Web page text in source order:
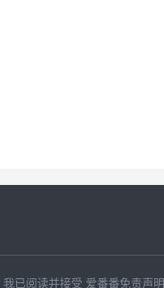
我已阅读并接受 爱番番免责声明